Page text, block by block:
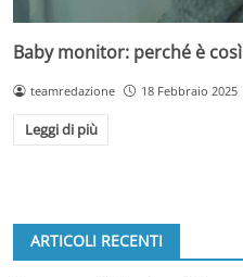
Baby monitor: perché è
teamredazione 18 Febbraio 2025
Leggi di più
ARTICOLI RECENTI